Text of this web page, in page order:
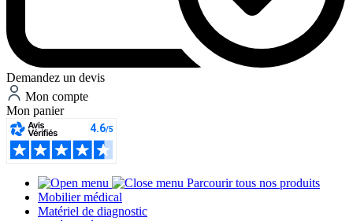
Demandez un devis
Mon compte
Mon panier
Parcourir tous nos produits
Mobilier médical
Matériel de diagnostic